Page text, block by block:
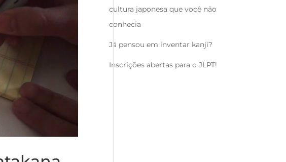
cultura japonesa que você não
conhecia
Já pensou em inventar kanji?
Inscrições abertas para o JLPT!